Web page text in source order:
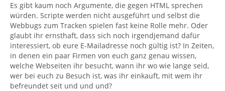
Es gibt kaum noch Argumente, die gegen HTML sprechen
würden. Scripte werden nicht ausgeführt und selbst die
Webbugs zum Tracken spielen fast keine Rolle mehr. Oder
glaubt ihr ernsthaft, dass sich noch irgendjemand dafür
interessiert, ob eure E-Mailadresse noch gültig ist? In Zeiten,
in denen ein paar Firmen von euch ganz genau wissen,
welche Webseiten ihr besucht, wann ihr wo wie lange seid,
wer bei euch zu Besuch ist, was ihr einkauft, mit wem ihr
befreundet seit und und und?